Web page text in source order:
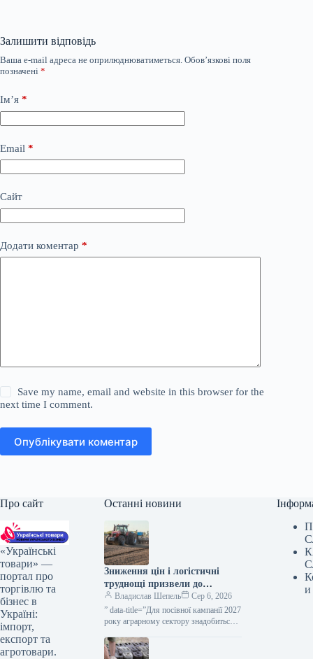
Залишити відповідь
Ваша e-mail адреса не оприлюднюватиметься. Обов’язкові поля
позначені *
Ім’я *
Email *
Сайт
Додати коментар *
Save my name, email and website in this browser for the
next time I comment.
Опублікувати коментар
Про сайт
«Українські
товари» —
портал про
торгівлю та
бізнес в
Україні:
імпорт,
експорт та
агротовари.
Останні новини
Зниження цін і логістичні
труднощі призвели до
зростання потреби аграріїв у
обігових коштах — ВАР —
КУРКУЛЬ
Владислав Шепель
Сер 6, 2026
” data-title=”Для посівної кампанії 2027
року аграрному сектору знадобиться
url=”https://kurkul.com/news/41860-
dlya-sivbi-pid-urojay-2027-agrosektor-
и